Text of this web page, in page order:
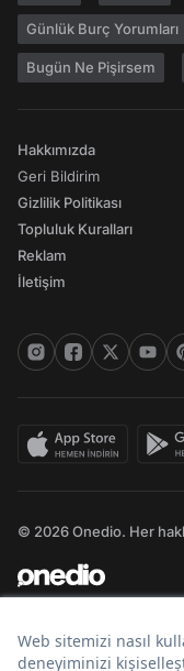
Günlük Burç Yorumları
Bugün Ne Pişirsem
Hakkımızda
Geri Bildirim
Gizlilik Politikası
Topluluk Kuralları
Reklam
İletişim
© 2026 Onedio. Her
Bir